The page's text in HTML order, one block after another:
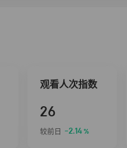
观看人次指数
26
较前日 -2.14%